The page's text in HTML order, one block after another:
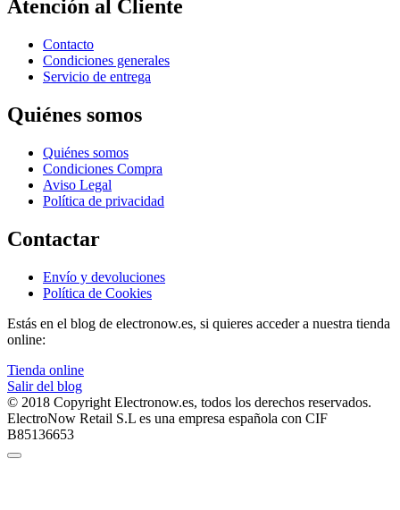
Atención al Cliente
Contacto
Condiciones generales
Servicio de entrega
Quiénes somos
Quiénes somos
Condiciones Compra
Aviso Legal
Política de privacidad
Contactar
Envío y devoluciones
Política de Cookies
Estás en el blog de electronow.es, si quieres acceder a nuestra tienda
online:
Tienda online
Salir del blog
© 2018 Copyright Electronow.es, todos los derechos reservados.
ElectroNow Retail S.L es una empresa española con CIF
B85136653